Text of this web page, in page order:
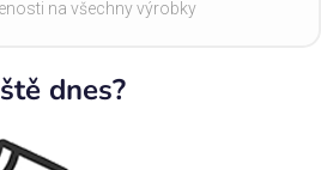
na všechny výrobky
dnes?